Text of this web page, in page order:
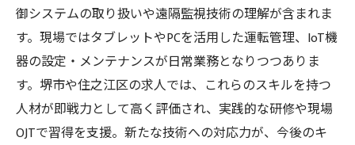
御システムの取り扱いや遠隔監視技術の理解が含まれま
す。現場ではタブレットやPCを活用した運転管理、IoT機
器の設定・メンテナンスが日常業務となりつつありま
す。堺市や住之江区の求人では、これらのスキルを持つ
人材が即戦力として高く評価され、実践的な研修や現場
OJTで習得を支援。新たな技術への対応力が、今後のキ